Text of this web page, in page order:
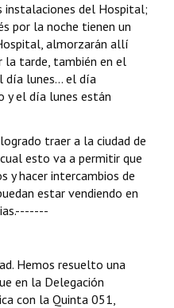
instalaciones del Hospital;
por la noche tienen un
almorzarán allí
la tarde, también en el
día lunes... el día
y el día lunes están
traer a la ciudad de
esto va a permitir que
y hacer intercambios de
estar vendiendo en
Hemos resuelto una
en la Delegación
con la Quinta 051,